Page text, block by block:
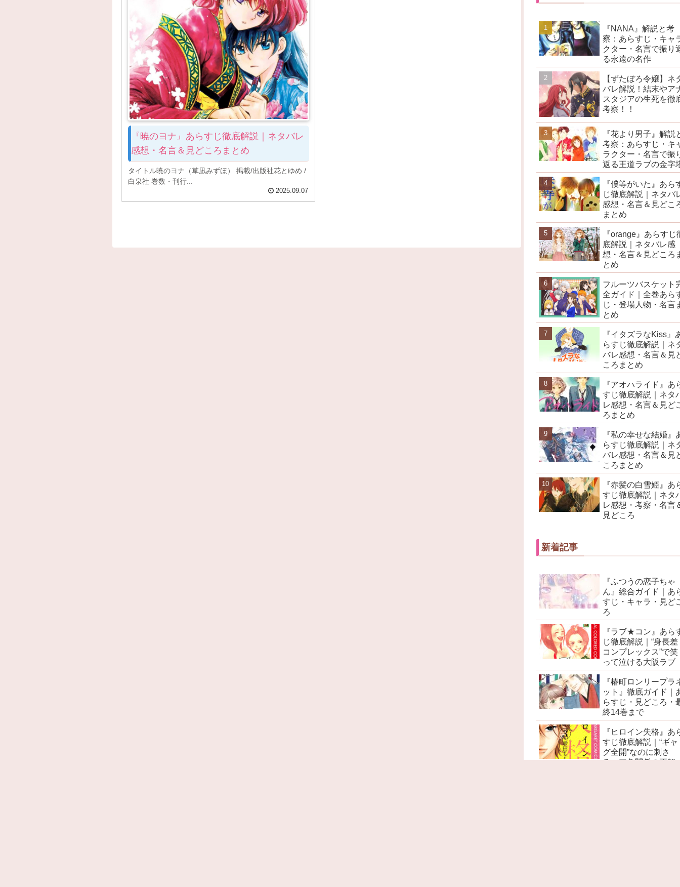
『暁のヨナ』あらすじ徹底解説｜ネタバレ
感想・名言＆見どころまとめ
タイトル暁のヨナ（草凪みずほ） 掲載/出版社花とゆめ /
白泉社 巻数・刊行...
2025.09.07
『NANA』解説と考
察：あらすじ・キャ
クター・名言で振り
る永遠の名作
【ずたぼろ令嬢】ネ
バレ解説！結末やア
スタジアの生死を徹
考察！！
『花より男子』解説
考察：あらすじ・キ
ラクター・名言で振
返る王道ラブの金字
『僕等がいた』あら
じ徹底解説｜ネタバ
感想・名言＆見どこ
まとめ
『orange』あらすじ
底解説｜ネタバレ感
想・名言＆見どころ
とめ
フルーツバスケット
全ガイド｜全巻あら
じ・登場人物・名言
とめ
『イタズラなKiss』
らすじ徹底解説｜ネ
バレ感想・名言＆見
ころまとめ
『アオハライド』あ
すじ徹底解説｜ネタ
レ感想・名言＆見ど
ろまとめ
『私の幸せな結婚』
らすじ徹底解説｜ネ
バレ感想・名言＆見
ころまとめ
『赤髪の白雪姫』あ
すじ徹底解説｜ネタ
レ感想・考察・名言
見どころ
新着記事
『ふつうの恋子ちゃ
ん』総合ガイド｜あ
すじ・キャラ・見ど
ろ
『ラブ★コン』あら
じ徹底解説｜“身長差
コンプレックス”で笑
って泣ける大阪ラブ
『椿町ロンリープラ
ット』徹底ガイド｜
らすじ・見どころ・
終14巻まで
『ヒロイン失格』あ
すじ徹底解説｜“ギャ
グ全開”なのに刺さ
る、三角関係の正解